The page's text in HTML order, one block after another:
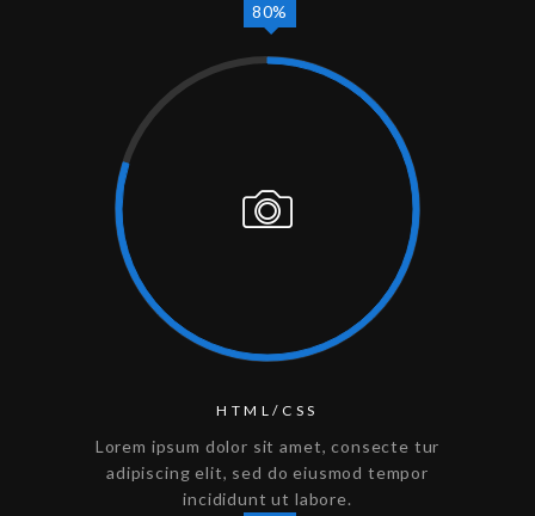
80%
HTML/CSS
Lorem ipsum dolor sit amet, consecte tur
adipiscing elit, sed do eiusmod tempor
incididunt ut labore.